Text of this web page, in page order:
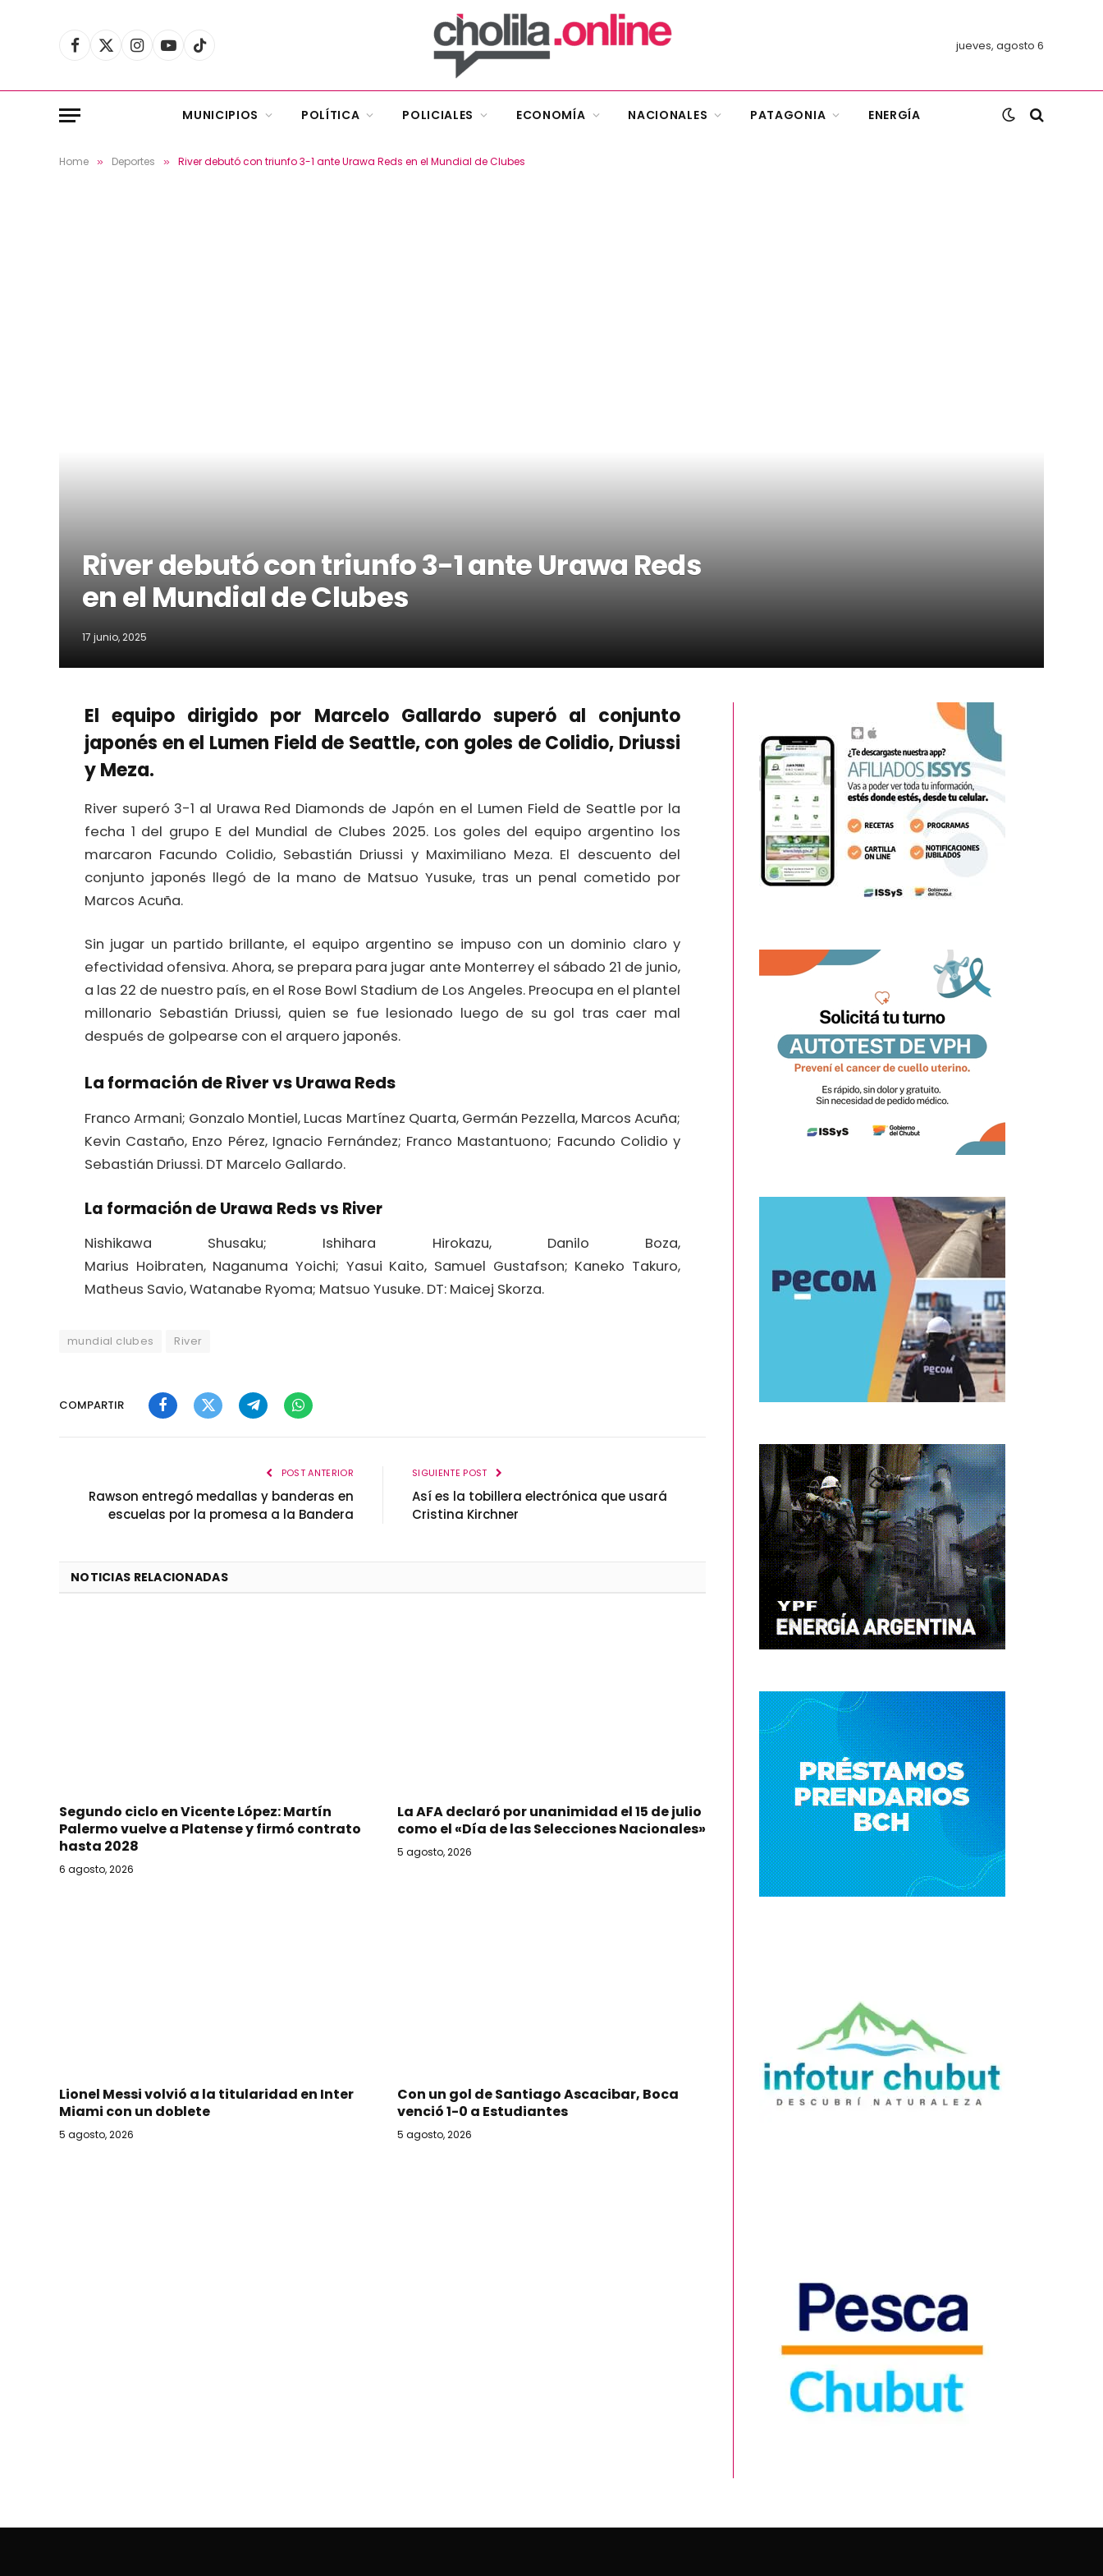
Facebook
X
Instagram
YouTubeTikTok jueves, agosto 6
MUNICIPIOS POLÍTICA POLICIALES ECONOMÍA NACIONALES PATAGONIA ENERGÍA
Home » Deportes » River debutó con triunfo 3-1 ante Urawa Reds en el Mundial de Clubes
River debutó con triunfo 3-1 ante Urawa Reds
en el Mundial de Clubes
17 junio, 2025
El equipo dirigido por Marcelo Gallardo superó al conjunto
japonés en el Lumen Field de Seattle, con goles de Colidio, Driussi
y Meza.
River superó 3-1 al Urawa Red Diamonds de Japón en el Lumen Field de Seattle por la
fecha 1 del grupo E del Mundial de Clubes 2025. Los goles del equipo argentino los
marcaron Facundo Colidio, Sebastián Driussi y Maximiliano Meza. El descuento del
conjunto japonés llegó de la mano de Matsuo Yusuke, tras un penal cometido por
Marcos Acuña.
Sin jugar un partido brillante, el equipo argentino se impuso con un dominio claro y
efectividad ofensiva. Ahora, se prepara para jugar ante Monterrey el sábado 21 de junio,
a las 22 de nuestro país, en el Rose Bowl Stadium de Los Angeles. Preocupa en el plantel
millonario Sebastián Driussi, quien se fue lesionado luego de su gol tras caer mal
después de golpearse con el arquero japonés.
La formación de River vs Urawa Reds
Franco Armani; Gonzalo Montiel, Lucas Martínez Quarta, Germán Pezzella, Marcos Acuña;
Kevin Castaño, Enzo Pérez, Ignacio Fernández; Franco Mastantuono; Facundo Colidio y
Sebastián Driussi. DT Marcelo Gallardo.
La formación de Urawa Reds vs River
Nishikawa Shusaku; Ishihara Hirokazu, Danilo Boza,
Marius Hoibraten, Naganuma Yoichi; Yasui Kaito, Samuel Gustafson; Kaneko Takuro,
Matheus Savio, Watanabe Ryoma; Matsuo Yusuke. DT: Maicej Skorza.
mundial clubes River
COMPARTIR
FacebookTwitterTelegramWhatsApp
POST ANTERIOR
Rawson entregó medallas y banderas en
escuelas por la promesa a la Bandera
SIGUIENTE POST
Así es la tobillera electrónica que usará
Cristina Kirchner
NOTICIAS RELACIONADAS
Segundo ciclo en Vicente López: Martín
Palermo vuelve a Platense y firmó contrato
hasta 2028
6 agosto, 2026
La AFA declaró por unanimidad el 15 de julio
como el «Día de las Selecciones Nacionales»
5 agosto, 2026
Lionel Messi volvió a la titularidad en Inter
Miami con un doblete
5 agosto, 2026
Con un gol de Santiago Ascacibar, Boca
venció 1-0 a Estudiantes
5 agosto, 2026